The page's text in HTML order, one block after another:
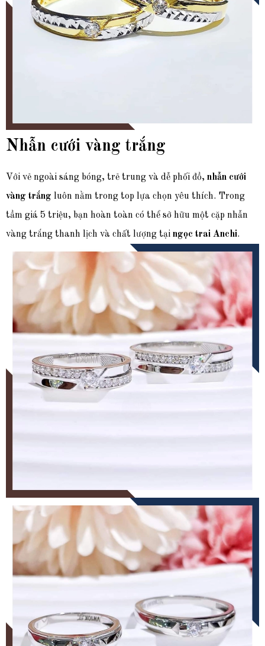
Nhẫn cưới vàng trắng
Với vẻ ngoài sáng bóng, trẻ trung và dễ phối đồ, nhẫn cưới
vàng trắng luôn nằm trong top lựa chọn yêu thích. Trong
tầm giá 5 triệu, bạn hoàn toàn có thể sở hữu một cặp nhẫn
vàng trắng thanh lịch và chất lượng tại ngọc trai Anchi.